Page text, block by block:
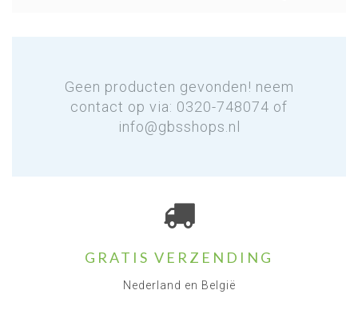
Geen producten gevonden! neem
contact op via: 0320-748074 of
info@gbsshops.nl
GRATIS VERZENDING
Nederland en België